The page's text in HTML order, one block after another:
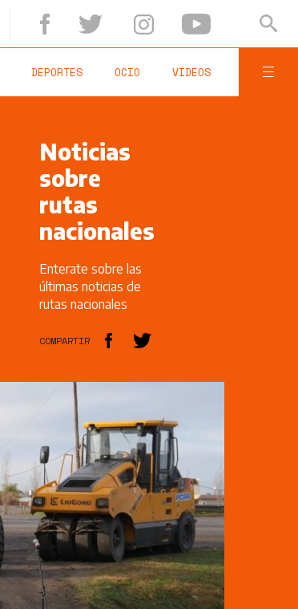
DEPORTES OCIO VIDEOS
Noticias
sobre
rutas
nacionales
Enterate sobre las
últimas noticias de
rutas nacionales
COMPARTIR